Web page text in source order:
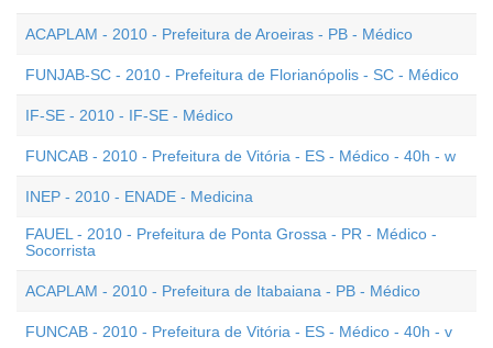
ACAPLAM - 2010 - Prefeitura de Aroeiras - PB - Médico
FUNJAB-SC - 2010 - Prefeitura de Florianópolis - SC - Médico
IF-SE - 2010 - IF-SE - Médico
FUNCAB - 2010 - Prefeitura de Vitória - ES - Médico - 40h - w
INEP - 2010 - ENADE - Medicina
FAUEL - 2010 - Prefeitura de Ponta Grossa - PR - Médico -
Socorrista
ACAPLAM - 2010 - Prefeitura de Itabaiana - PB - Médico
FUNCAB - 2010 - Prefeitura de Vitória - ES - Médico - 40h - v